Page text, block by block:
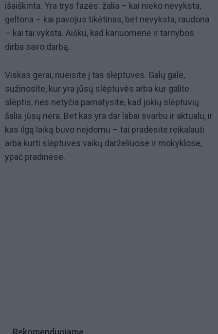
išaiškinta. Yra trys fazės: žalia – kai nieko nevyksta,
geltona – kai pavojus tikėtinas, bet nevyksta, raudona
– kai tai vyksta. Aišku, kad kariuomenė ir tarnybos
dirba savo darbą.
Viskas gerai, nueisite į tas slėptuves. Galų gale,
sužinosite, kur yra jūsų slėptuvės arba kur galite
slėptis, nes netyčia pamatysite, kad jokių slėptuvių
šalia jūsų nėra. Bet kas yra dar labai svarbu ir aktualu, ir
kas ilgą laiką buvo neįdomu – tai pradėsite reikalauti
arba kurti slėptuves vaikų darželiuose ir mokyklose,
ypač pradinėse.